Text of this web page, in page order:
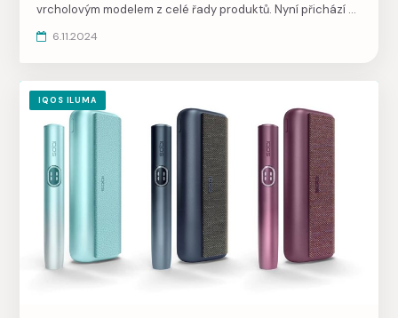
vrcholovým modelem z celé řady produktů. Nyní přichází v
nahřívači, vylepšenou správu nabíjení, umožňující
prodloužit dobu užívání a možnost pozastavit nahřívání.
6.11.2024
IQOS ILUMA